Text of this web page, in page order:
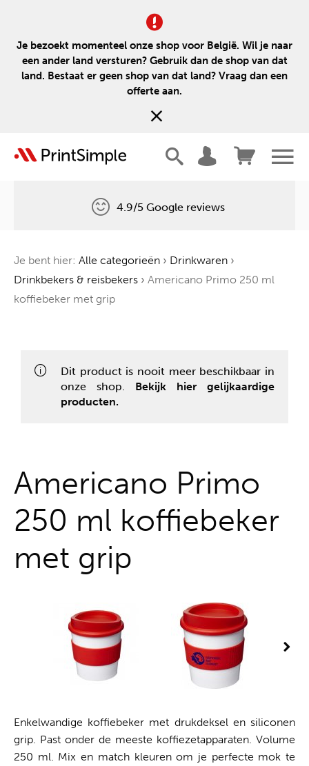
Je bezoekt momenteel onze shop voor België. Wil je naar
een ander land versturen? Gebruik dan de shop van dat
land. Bestaat er geen shop van dat land? Vraag dan een
offerte aan.
Één boom voor elke bestelling
4.9/5 Google reviews
Je bent hier: Alle categorieën › Drinkwaren ›
Drinkbekers & reisbekers › Americano Primo 250 ml
koffiebeker met grip
Dit product is nooit meer beschikbaar in
onze shop. Bekijk hier gelijkaardige
producten.
Americano Primo
250 ml koffiebeker
met grip
Enkelwandige koffiebeker met drukdeksel en siliconen
grip. Past onder de meeste koffiezetapparaten. Volume
250 ml. Mix en match kleuren om je perfecte mok te